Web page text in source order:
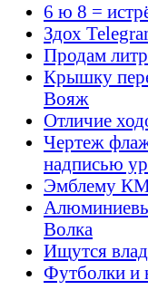
6 ю 8 =
Здох
Продам
Крышку
Вояж
Отличие
Чертеж
надписью
Эмблему
Волка
Ищутся
Футболки и